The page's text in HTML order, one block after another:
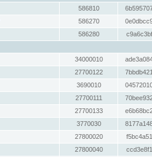
586810
586270
586280
34000010
27700122
3690010
27700111
27700133
3770030
27800020
27800040